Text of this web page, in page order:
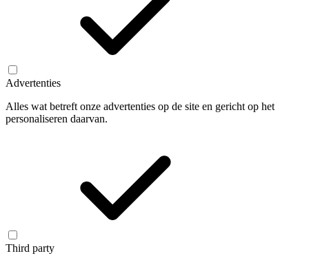
Advertenties
Alles wat betreft onze advertenties op de site en gericht op het
personaliseren daarvan.
Third party